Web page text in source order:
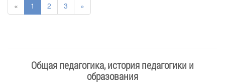
« 1 2 3 »
Общая педагогика, история педагогики и
образования